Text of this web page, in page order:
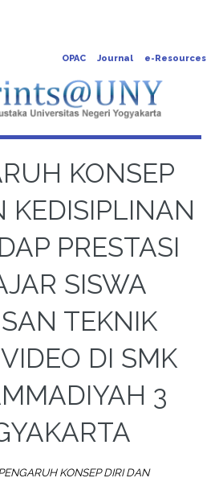
OPAC Journal e-Resources
KONSEP
KEDISIPLINAN
PRESTASI
SISWA
TEKNIK
DI SMK
3
KONSEP DIRI DAN